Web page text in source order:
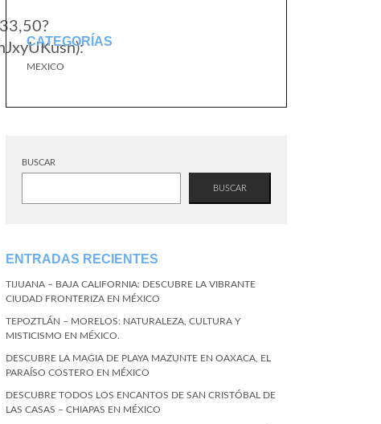
CATEGORÍAS
MEXICO
BUSCAR
BUSCAR
ENTRADAS RECIENTES
TIJUANA – BAJA CALIFORNIA: DESCUBRE LA VIBRANTE
CIUDAD FRONTERIZA EN MÉXICO
TEPOZTLÁN – MORELOS: NATURALEZA, CULTURA Y
MISTICISMO EN MÉXICO.
DESCUBRE LA MAGIA DE PLAYA MAZUNTE EN OAXACA, EL
PARAÍSO COSTERO EN MÉXICO
DESCUBRE TODOS LOS ENCANTOS DE SAN CRISTÓBAL DE
LAS CASAS – CHIAPAS EN MÉXICO